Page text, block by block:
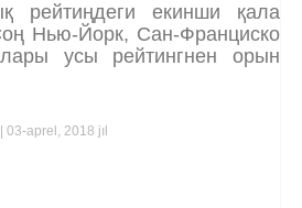
рейтиңдеги екинши қала
Нью-Йорк, Сан-Франциско
усы рейтингнен орын
03-aprel, 2018 jıl